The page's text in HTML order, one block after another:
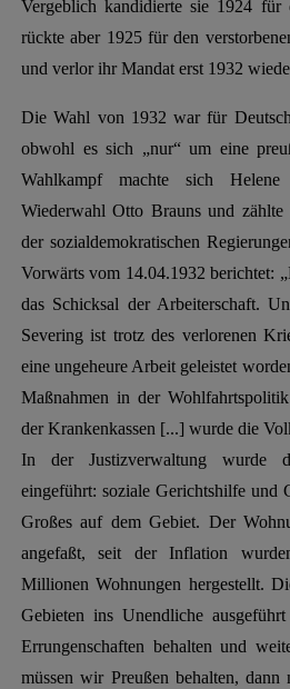
Vergeblich kandidierte sie 1924 für
rückte aber 1925 für den
und verlor ihr Mandat erst 1932
Die Wahl von 1932 war für
obwohl es sich „nur“ um eine
Wahlkampf machte sich
Wiederwahl Otto Brauns und
der sozialdemokratischen
Vorwärts vom 14.04.1932 berichtet:
das Schicksal der Arbeiterschaft.
Severing ist trotz des verlorenen
eine ungeheure Arbeit geleistet
Maßnahmen in der
der Krankenkassen [...] wurde die
In der Justizverwaltung wurde
eingeführt: soziale Gerichtshilfe und
Großes auf dem Gebiet. Der
angefaßt, seit der Inflation
Millionen Wohnungen hergestellt.
Gebieten ins Unendliche
Errungenschaften behalten und
müssen wir Preußen behalten, dann